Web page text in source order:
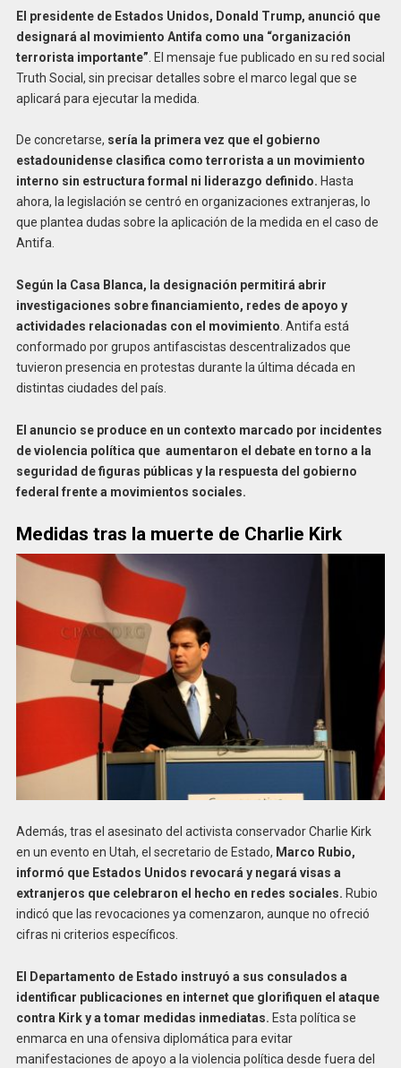
El presidente de Estados Unidos, Donald Trump, anunció que
designará al movimiento Antifa como una “organización
terrorista importante” . El mensaje fue publicado en su red social
Truth Social, sin precisar detalles sobre el marco legal que se
aplicará para ejecutar la medida.
De concretarse, sería la primera vez que el gobierno
estadounidense clasifica como terrorista a un movimiento
interno sin estructura formal ni liderazgo definido. Hasta
ahora, la legislación se centró en organizaciones extranjeras, lo
que plantea dudas sobre la aplicación de la medida en el caso de
Antifa.
Según la Casa Blanca, la designación permitirá abrir
investigaciones sobre financiamiento, redes de apoyo y
actividades relacionadas con el movimiento. Antifa está
conformado por grupos antifascistas descentralizados que
tuvieron presencia en protestas durante la última década en
distintas ciudades del país.
El anuncio se produce en un contexto marcado por incidentes
de violencia política que aumentaron el debate en torno a la
seguridad de figuras públicas y la respuesta del gobierno
federal frente a movimientos sociales.
Medidas tras la muerte de Charlie Kirk
Además, tras el asesinato del activista conservador Charlie Kirk
en un evento en Utah, el secretario de Estado, Marco Rubio,
informó que Estados Unidos revocará y negará visas a
extranjeros que celebraron el hecho en redes sociales. Rubio
indicó que las revocaciones ya comenzaron, aunque no ofreció
cifras ni criterios específicos.
El Departamento de Estado instruyó a sus consulados a
identificar publicaciones en internet que glorifiquen el ataque
contra Kirk y a tomar medidas inmediatas. Esta política se
enmarca en una ofensiva diplomática para evitar
manifestaciones de apoyo a la violencia política desde fuera del